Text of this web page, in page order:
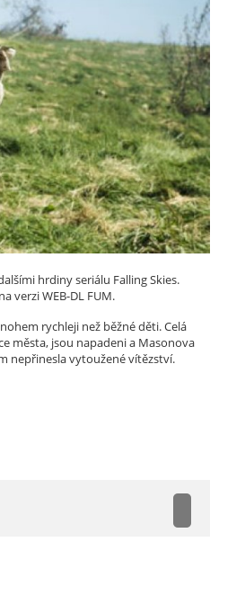
hrdiny seriálu Falling Skies.
verzi WEB-DL FUM.
rychleji než běžné děti. Celá
města, jsou napadeni a Masonova
nepřinesla vytoužené vítězství.